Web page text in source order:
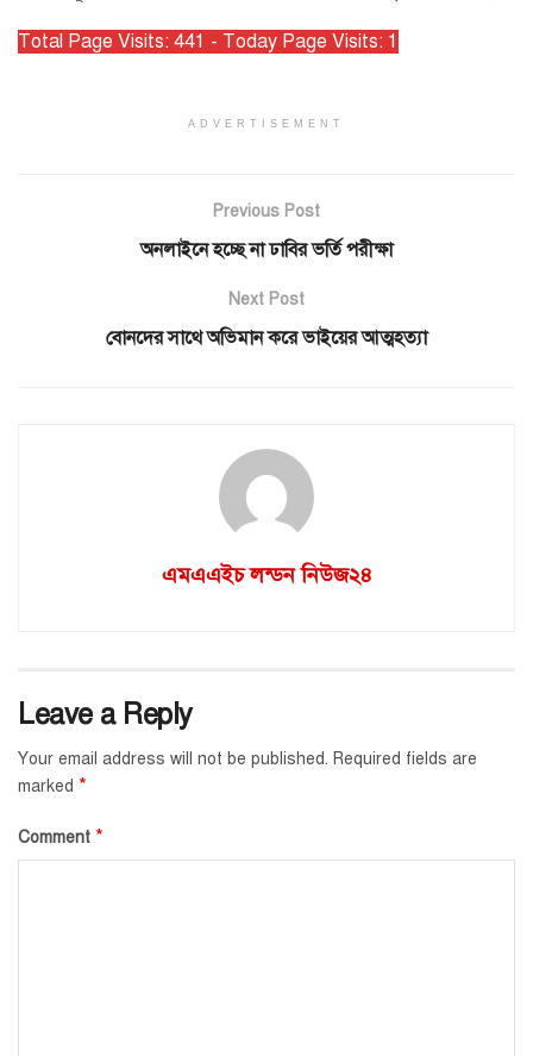
Total Page Visits: 441 - Today Page Visits: 1
ADVERTISEMENT
Previous Post
অনলাইনে হচ্ছে না ঢাবির ভর্তি পরীক্ষা
Next Post
বোনদের সাথে অভিমান করে ভাইয়ের আত্মহত্যা
এমএএইচ লন্ডন নিউজ২৪
Leave a Reply
Your email address will not be published. Required fields are
marked *
Comment *